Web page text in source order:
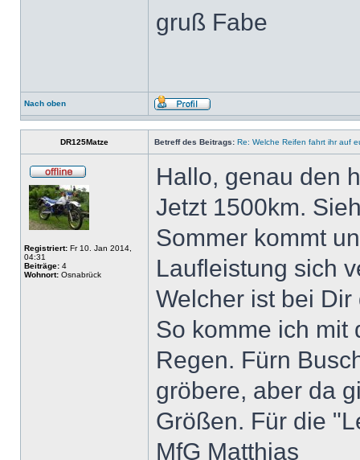
gruß Fabe
Nach oben
DR125Matze Betreff des Beitrags: Re: Welche Reifen fahrt ihr auf
Registriert: Fr 10. Jan 2014,
04:31
Beiträge: 4
Wohnort: Osnabrück
Hallo, genau den
Jetzt 1500km.
Sommer kommt
Laufleistung sich
Welcher ist bei
So komme ich mit
Regen. Fürn
gröbere, aber da
Größen. Für die
MfG Matthias